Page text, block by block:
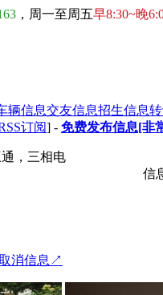
，周一至周五早8:30~晚
辆信息交友信息招生信息
订阅] - 免费发布信息[非
，三相电
信
消信息↗